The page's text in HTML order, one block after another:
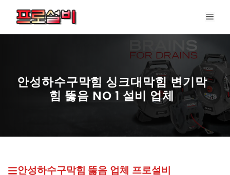
츠
메
안성하수구막힘 싱크대막힘 변기막
힘 뚫음 NO 1 설비 업체
프로설비 최신 페이지
안성하수구막힘 뚫음 업체 프로설비